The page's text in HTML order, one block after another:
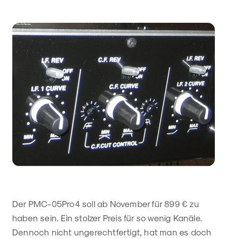
Der PMC-05Pro4 soll ab November für 899 € zu
haben sein. Ein stolzer Preis für so wenig Kanäle.
Dennoch nicht ungerechtfertigt, hat man es doch